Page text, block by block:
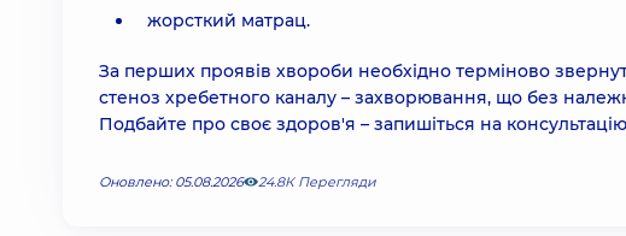
жорсткий матрац.
За перших проявів хвороби необхідно терміново
стеноз хребетного каналу – захворювання, що без
Подбайте про своє здоров'я – запишіться на
Оновлено: 05.08.2026 24.8К Перегляди